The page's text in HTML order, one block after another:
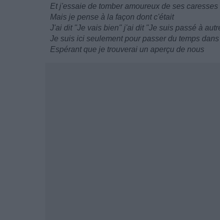
Et j'essaie de tomber amoureux de ses caresses
Mais je pense à la façon dont c'était
J'ai dit "Je vais bien" j'ai dit "Je suis passé à
Je suis ici seulement pour passer du temps
Espérant que je trouverai un aperçu de nous